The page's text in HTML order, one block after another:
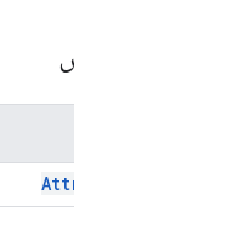
الدروس
Attribute